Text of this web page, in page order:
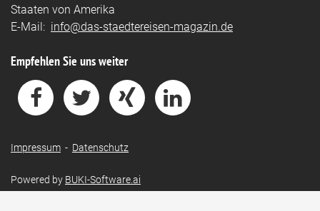
Staaten von Amerika
E-Mail: info@das-staedtereisen-magazin.de
Empfehlen Sie uns weiter
Impressum - Datenschutz
Powered by BUKI-Software.ai